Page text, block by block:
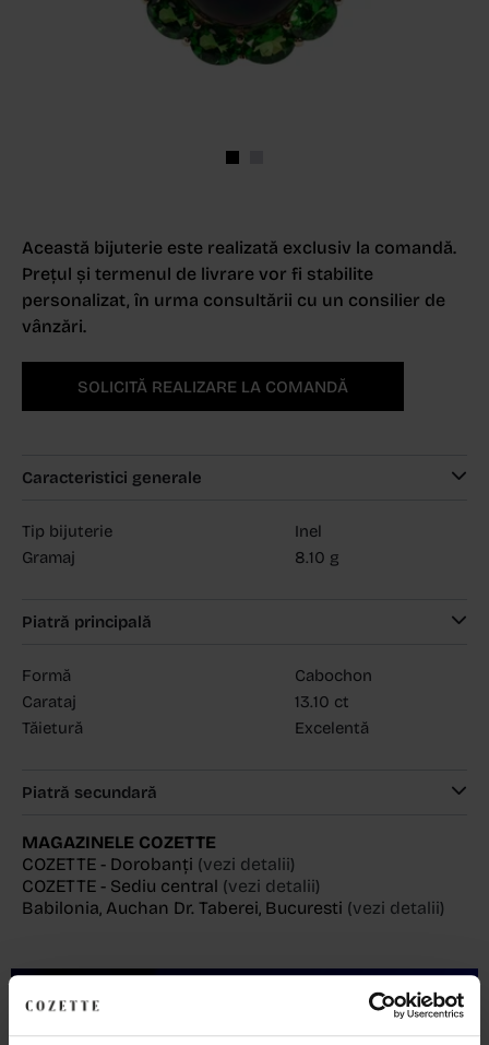
Această bijuterie este realizată exclusiv la comandă.
Prețul și termenul de livrare vor fi stabilite
personalizat, în urma consultării cu un consilier de
vânzări.
SOLICITĂ REALIZARE LA COMANDĂ
Caracteristici generale
Tip bijuterie
Inel
Gramaj
8.10 g
Piatră principală
Formă
Cabochon
Carataj
13.10 ct
Tăietură
Excelentă
Piatră secundară
MAGAZINELE COZETTE
COZETTE - Dorobanți (vezi detalii)
COZETTE - Sediu central (vezi detalii)
Babilonia, Auchan Dr. Taberei, Bucuresti (vezi detalii)